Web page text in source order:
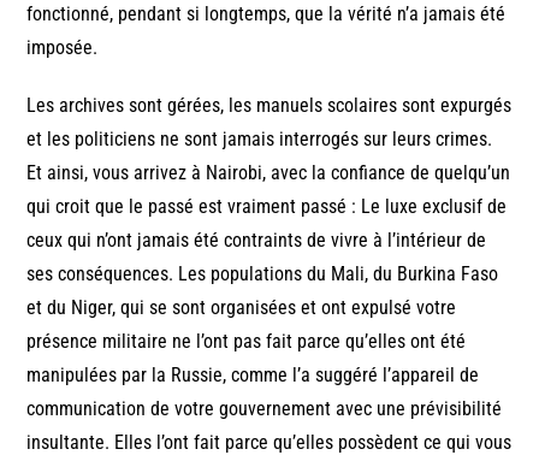
fonctionné, pendant si longtemps, que la vérité n’a jamais été
imposée.
Les archives sont gérées, les manuels scolaires sont expurgés
et les politiciens ne sont jamais interrogés sur leurs crimes.
Et ainsi, vous arrivez à Nairobi, avec la confiance de quelqu’un
qui croit que le passé est vraiment passé : Le luxe exclusif de
ceux qui n’ont jamais été contraints de vivre à l’intérieur de
ses conséquences. Les populations du Mali, du Burkina Faso
et du Niger, qui se sont organisées et ont expulsé votre
présence militaire ne l’ont pas fait parce qu’elles ont été
manipulées par la Russie, comme l’a suggéré l’appareil de
communication de votre gouvernement avec une prévisibilité
insultante. Elles l’ont fait parce qu’elles possèdent ce qui vous